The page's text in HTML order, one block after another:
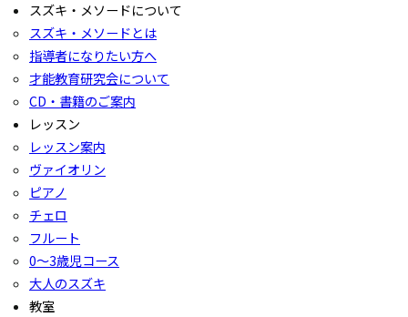
スズキ・メソードについて
スズキ・メソードとは
指導者になりたい方へ
才能教育研究会について
CD・書籍のご案内
レッスン
レッスン案内
ヴァイオリン
ピアノ
チェロ
フルート
0〜3歳児コース
大人のスズキ
教室